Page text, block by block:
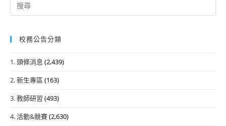
for:
校務公告分類
1. 頭條消息 (2,439)
2. 新生專區 (163)
3. 教師研習 (493)
4. 活動&競賽(2,630)